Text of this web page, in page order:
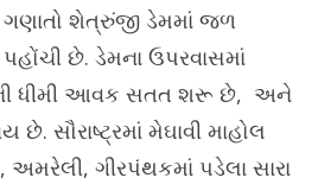
ગણાતો શેત્રુંજી ડેમમાં જળ
છે. ડેમના ઉપરવાસમાં
ધીમી આવક સતત શરૂ છે, અને
છે. સૌરાષ્ટ્રમાં મેઘાવી માહોલ
ગીરપંથકમાં પડેલા સારા